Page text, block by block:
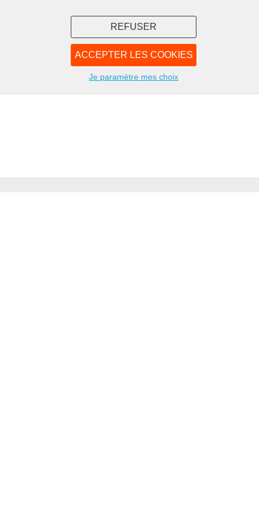
ACCEPTER LES COOKIES
REFUSER
Je paramètre mes choix
NOUS